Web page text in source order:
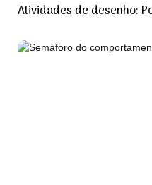
Atividades de desenho: